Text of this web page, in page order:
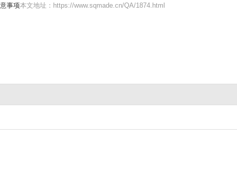
事项本文地址：https://www.sqmade.cn/QA/1874.html